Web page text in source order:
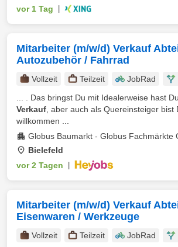
vor 1 Tag
Mitarbeiter (m/w/d) Verkauf
Autozubehör / Fahrrad
Vollzeit Teilzeit JobRad
... . Das bringst Du mit Idealerweise hast
Verkauf , aber auch als Quereinsteiger bist
willkommen ...
Globus Baumarkt - Globus Fachmärkte
Bielefeld
vor 2 Tagen
Mitarbeiter (m/w/d) Verkauf
Eisenwaren / Werkzeuge
Vollzeit Teilzeit JobRad